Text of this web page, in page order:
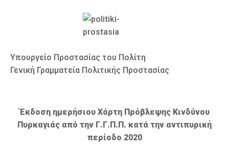
Υπουργείο Προστασίας του Πολίτη
Γενική Γραμματεία Πολιτικής Προστασίας
Έκδοση ημερήσιου Χάρτη Πρόβλεψης Κινδύνου
Πυρκαγιάς από την Γ.Γ.Π.Π. κατά την αντιπυρική
περίοδο 2020